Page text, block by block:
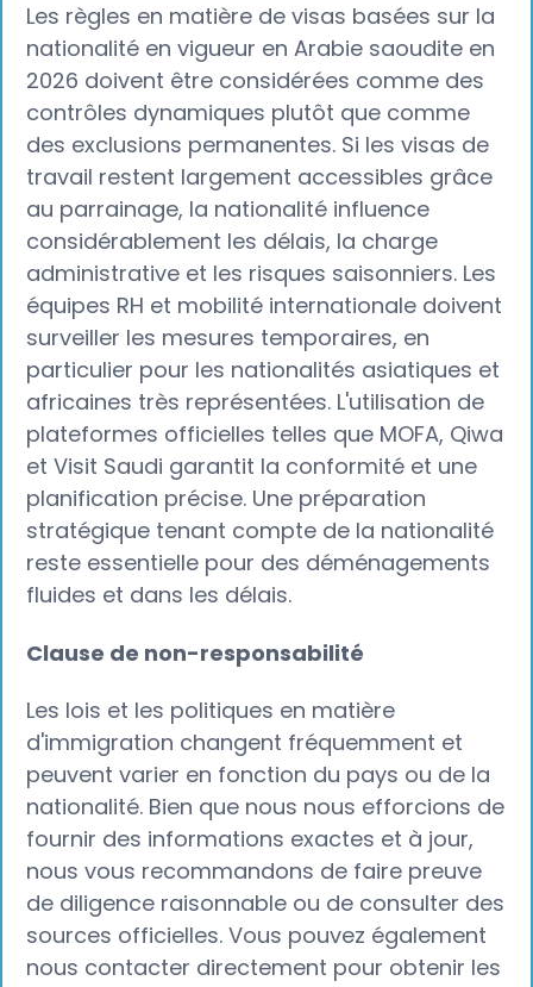
Les règles en matière de visas basées sur la
nationalité en vigueur en Arabie saoudite en
2026 doivent être considérées comme des
contrôles dynamiques plutôt que comme
des exclusions permanentes. Si les visas de
travail restent largement accessibles grâce
au parrainage, la nationalité influence
considérablement les délais, la charge
administrative et les risques saisonniers. Les
équipes RH et mobilité internationale doivent
surveiller les mesures temporaires, en
particulier pour les nationalités asiatiques et
africaines très représentées. L'utilisation de
plateformes officielles telles que MOFA, Qiwa
et Visit Saudi garantit la conformité et une
planification précise. Une préparation
stratégique tenant compte de la nationalité
reste essentielle pour des déménagements
fluides et dans les délais.
Clause de non-responsabilité
Les lois et les politiques en matière
d'immigration changent fréquemment et
peuvent varier en fonction du pays ou de la
nationalité. Bien que nous nous efforcions de
fournir des informations exactes et à jour,
nous vous recommandons de faire preuve
de diligence raisonnable ou de consulter des
sources officielles. Vous pouvez également
nous contacter directement pour obtenir les